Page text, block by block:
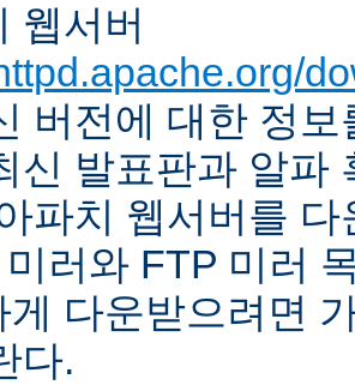
웹서버
버전에 대한 정
신 발표판과 알파
파치 웹서버를
러와 FTP 미러
게 다운받으려면
다.